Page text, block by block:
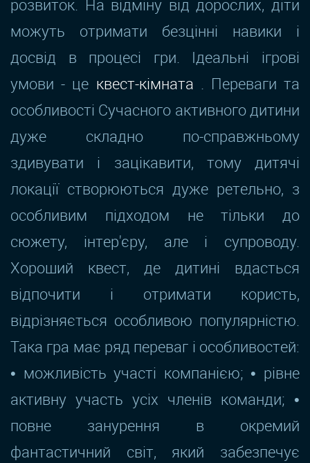
розвиток. На відміну від дорослих, діти
можуть отримати безцінні навики і
досвід в процесі гри. Ідеальні ігрові
умови - це квест-кімната . Переваги та
особливості Сучасного активного дитини
дуже складно по-справжньому
здивувати і зацікавити, тому дитячі
локації створюються дуже ретельно, з
особливим підходом не тільки до
сюжету, інтер'єру, але і супроводу.
Хороший квест, де дитині вдасться
відпочити і отримати користь,
відрізняється особливою популярністю.
Така гра має ряд переваг і особливостей:
• можливість участі компанією; • рівне
активну участь усіх членів команди; •
повне занурення в окремий
фантастичний світ, який забезпечує